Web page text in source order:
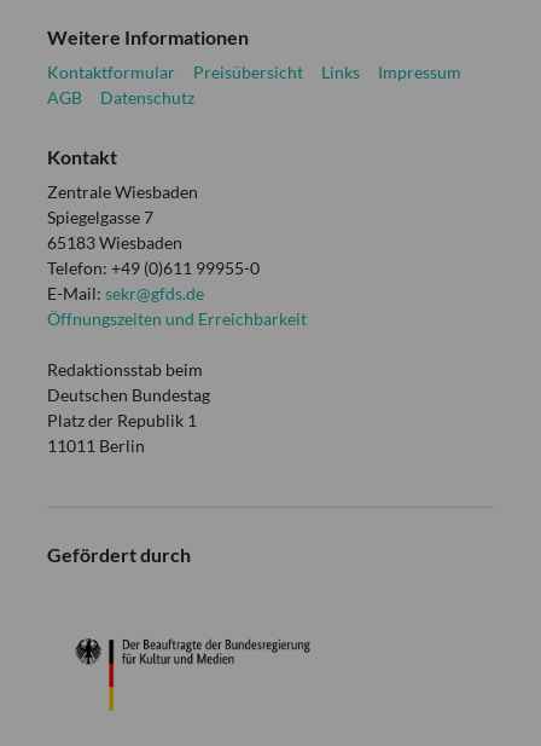
Weitere Informationen
Kontaktformular Preisübersicht Links
Impressum
AGB
Datenschutz
Kontakt
Zentrale Wiesbaden
Spiegelgasse 7
65183 Wiesbaden
Telefon: +49 (0)611 99955-0
E-Mail: sekr@gfds.de
Öffnungszeiten und Erreichbarkeit
Redaktionsstab beim
Deutschen Bundestag
Platz der Republik 1
11011 Berlin
Gefördert durch